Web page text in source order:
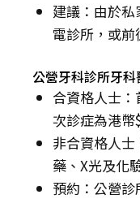
建議：由於
電診所，或前
公營牙科診所牙
合資格人士
次診症為港幣
非合資格人
藥、X光及化
預約：公營